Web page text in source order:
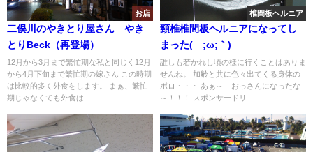
お店
二俣川のやきとり屋さん やき
とりBeck（再登場）
12月から3月まで繁忙期な私と同じく12月
から4月下旬まで繁忙期の嫁さん この時期
は比較的多く外食をします。 まぁ、繁忙
期じゃなくても外食は...
椎間板ヘルニア
頸椎椎間板ヘルニアになってし
まった(´;ω;｀)
誰しも若かれし頃の様に行くことはありま
せんね。 加齢と共に色々出てくる身体の
ボロ・・・ あぁ～ おっさんになったな
～！！！ スポンサードリ...